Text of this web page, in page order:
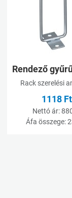
Rendező
Rack szerelési
1118 Ft
Nettó ár:
Áfa összege: